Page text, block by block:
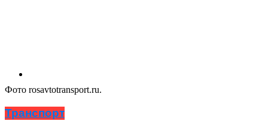
Фото rosavtotransport.ru.
Транспорт